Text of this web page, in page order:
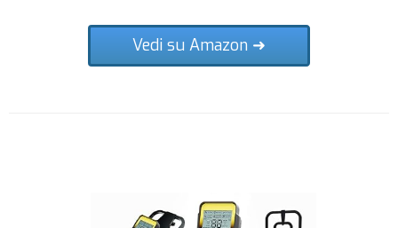
Vedi su Amazon ➜